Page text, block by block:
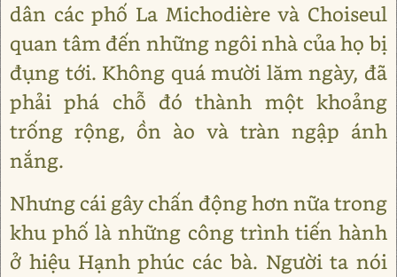
dân các phố La Michodière và Choiseul
quan tâm đến những ngôi nhà của họ bị
đụng tới. Không quá mười lăm ngày, đã
phải phá chỗ đó thành một khoảng
trống rộng, ồn ào và tràn ngập ánh
nắng.
Nhưng cái gây chấn động hơn nữa trong
khu phố là những công trình tiến hành
ở hiệu Hạnh phúc các bà. Người ta nói